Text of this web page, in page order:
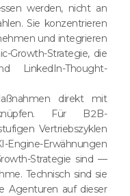
werden, nicht an
Sie konzentrieren
und integrieren
Growth-Strategie, die
LinkedIn-Thought-
direkt mit
Für B2B-
Vertriebszyklen
Engine-Erwähnungen
Strategie sind —
Technisch sind sie
Agenturen auf dieser